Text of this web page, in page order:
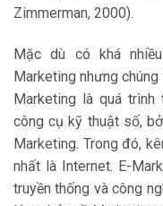
Zimmerman, 2000).
Mặc dù có khá
Marketing nhưng
Marketing là quá
công cụ kỹ thuật số,
Marketing. Trong đó,
nhất là Internet. E-
truyền thống và công